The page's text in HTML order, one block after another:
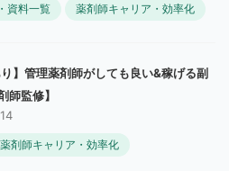
資料一覧 薬剤師キャリア・効率化
り】管理薬剤師がしても良い&稼げる副
師監修】
薬剤師キャリア・効率化